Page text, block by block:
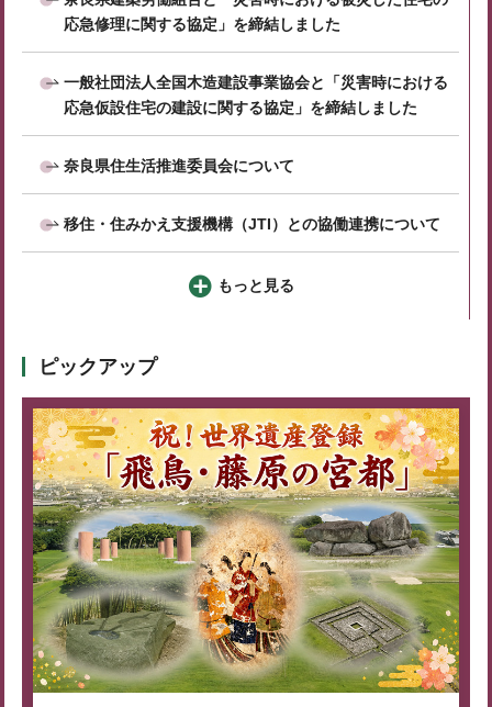
応急修理に関する協定」を締結しました
一般社団法人全国木造建設事業協会と「災害時における
応急仮設住宅の建設に関する協定」を締結しました
奈良県住生活推進委員会について
移住・住みかえ支援機構（JTI）との協働連携について
もっと見る
ピックアップ